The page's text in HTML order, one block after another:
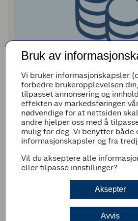
Logg inn og overfør
Når kjøpeutbyttet er klart
logger du inn på
overfører beløpet til din
Du har full kontroll – og
vil bruke dem etter
Hva kan du få i
Bruk av
Vi bruker informasjonskapsler
forbedre brukeropplevelsen
tilpasset annonsering og
effekten av markedsføringen
nødvendige for at nettsiden
andre hjelper oss med å
mulig for deg. Vi benytter både
informasjonskapsler og fra
Vil du akseptere alle
eller tilpasse innstillinger?
Aksepter
Avvis